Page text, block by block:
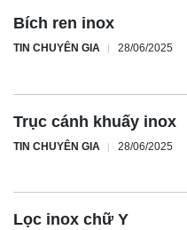
Bích ren inox
TIN CHUYÊN GIA 28/06/2025
Trục cánh khuấy inox
TIN CHUYÊN GIA 28/06/2025
Lọc inox chữ Y